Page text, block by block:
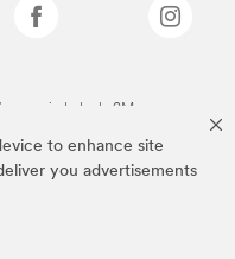
to enhance site
you advertisements
propriedade da 3M.